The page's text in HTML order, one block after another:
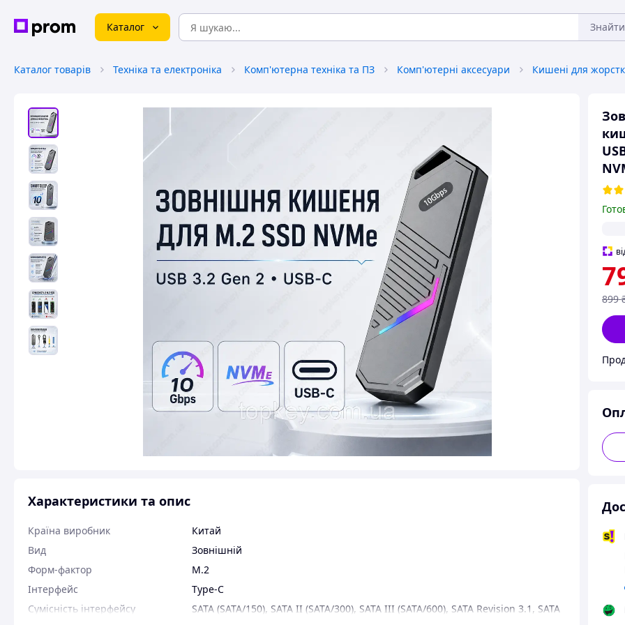
Каталог Знайти
Каталог товарів Техніка та електроніка Комп'ютерна техніка та ПЗ Комп'ютерні аксесуари Кишені для
899
Характеристики та опис
Країна виробник
Китай
Вид
Зовнішній
Форм-фактор
M.2
Інтерфейс
Type-C
Сумісність інтерфейсу
SATA (SATA/150), SATA II (SATA/300), SATA III (SATA/600), SATA Revision 3.1 , SATA